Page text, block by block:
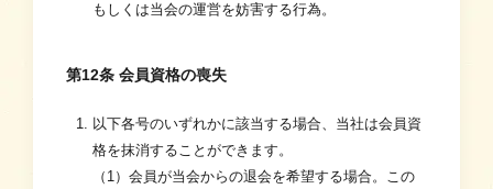
もしくは当会の運営を妨害する行為。
第12条 会員資格の喪失
以下各号のいずれかに該当する場合、当社は会員資
格を抹消することができます。
（1）会員が当会からの退会を希望する場合。この